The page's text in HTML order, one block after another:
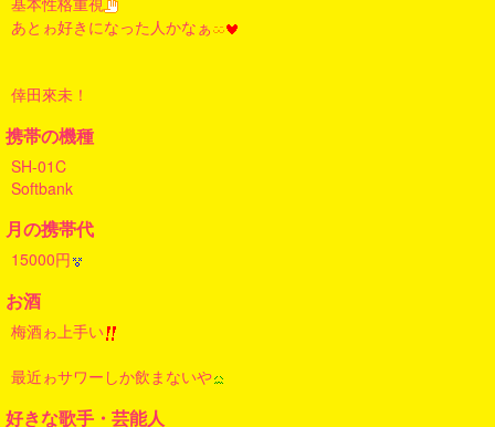
あとゎ好きになった人かなぁ
倖田來未！
携帯の機種
SH-01C
Softbank
月の携帯代
15000円
お酒
梅酒ゎ上手い
最近ゎサワーしか飲まないや
好きな歌手・芸能人